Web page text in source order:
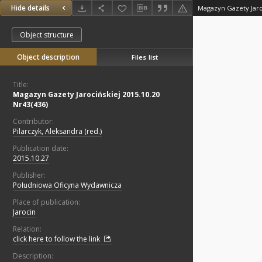
Hide details Magazyn Gazety
Object structure
Object description Files list
Title:
Magazyn Gazety Jarocińskiej 2015.10.20
Nr43(436)
Contributor:
Pilarczyk, Aleksandra (red.)
Publication date:
2015.10.27
Publisher:
Południowa Oficyna Wydawnicza
Place of publication:
Jarocin
Relation:
click here to follow the link
Description: